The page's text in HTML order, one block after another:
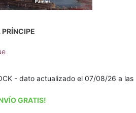
- dato actualizado el 07/08/26 a las
GRATIS!